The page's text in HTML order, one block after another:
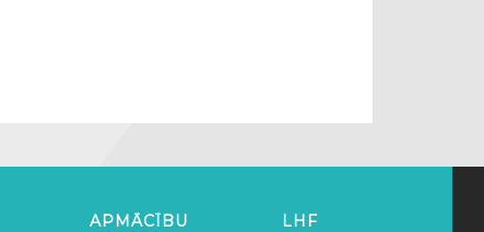
APMĀCĪBU
LHF